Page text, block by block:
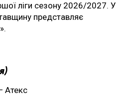
ліги сезону 2026/2027. У
представляє
Атекс